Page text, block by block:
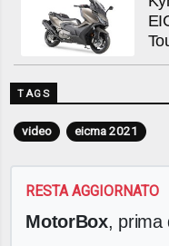
TAGS
video eicma 2021
RESTA AGGIORNATO
MotorBox, prima